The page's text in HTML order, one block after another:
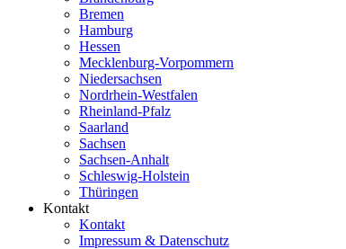
Bremen
Hamburg
Hessen
Mecklenburg-Vorpommern
Niedersachsen
Nordrhein-Westfalen
Rheinland-Pfalz
Saarland
Sachsen
Sachsen-Anhalt
Schleswig-Holstein
Thüringen
Kontakt
Kontakt
Impressum & Datenschutz